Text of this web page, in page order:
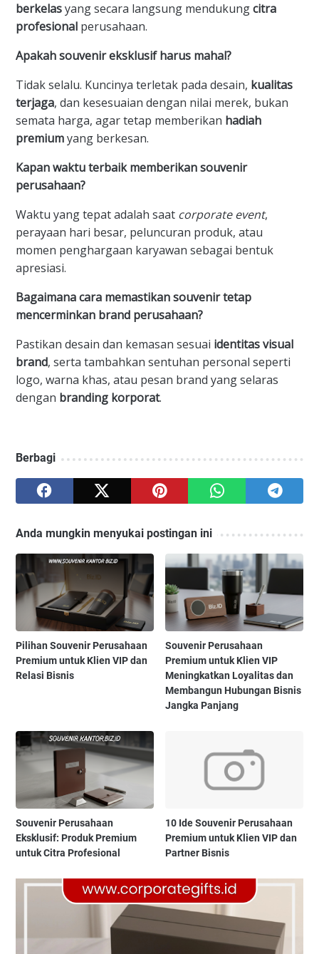
berkelasyang secara langsung mendukungcitra
profesional perusahaan.
Apakah souvenir eksklusif harus mahal?
​Tidak selalu. Kuncinya terletak pada desain, kualitas
terjaga, dan kesesuaian dengan nilai merek, bukan
semata harga, agar tetap memberikan hadiah
premiumyang berkesan.
Kapan waktu terbaik memberikan souvenir
perusahaan?
​Waktu yang tepat adalah saat corporate event,
perayaan hari besar, peluncuran produk, atau
momen penghargaan karyawan sebagai bentuk
apresiasi.
Bagaimana cara memastikan souvenir tetap
mencerminkan brand perusahaan?
​Pastikan desain dan kemasan sesuai identitas visual
brand, serta tambahkan sentuhan personal seperti
logo, warna khas, atau pesan brand yang selaras
dengan branding korporat.
Berbagi
Anda mungkin menyukai postingan ini
Pilihan Souvenir Perusahaan
Premium untuk Klien VIP dan
Relasi Bisnis
Souvenir Perusahaan
Premium untuk Klien VIP
Meningkatkan Loyalitas dan
Membangun Hubungan Bisnis
Jangka Panjang
Souvenir Perusahaan
Eksklusif: Produk Premium
untuk Citra Profesional
10 Ide Souvenir Perusahaan
Premium untuk Klien VIP dan
Partner Bisnis